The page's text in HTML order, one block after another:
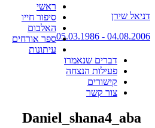
דניאל שירן
04.08.2006 - 05.03.1986
Skip
to
content
ראשי
סיפור חייו
האלבום
ספר אורחים
עיתונות
דברים שנאמרו
פעילות הנצחה
קישורים
צור קשר
Daniel_shana4_aba